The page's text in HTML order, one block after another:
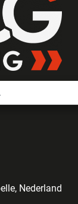
Nederland